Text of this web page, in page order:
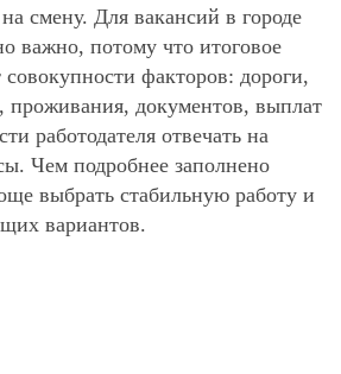
смену. Для вакансий в городе
важно, потому что итоговое
факторов: дороги,
проживания, документов, выплат
работодателя отвечать на
Чем подробнее заполнено
выбрать стабильную работу и
вариантов.